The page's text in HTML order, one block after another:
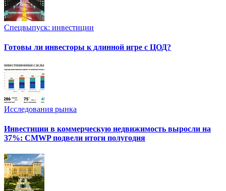
Спецвыпуск: инвестиции
Готовы ли инвесторы к длинной игре с ЦОД?
Исследования рынка
Инвестиции в коммерческую недвижимость выросли на
37%: CMWP подвели итоги полугодия